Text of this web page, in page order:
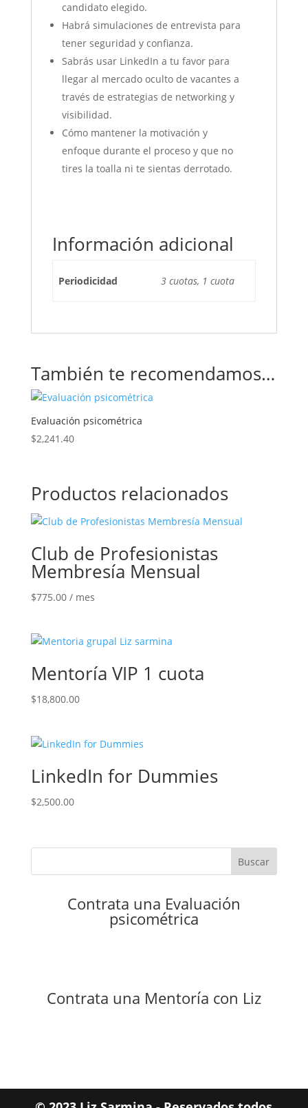
candidato elegido.
Habrá simulaciones de entrevista para
tener seguridad y confianza.
Sabrás usar LinkedIn a tu favor para
llegar al mercado oculto de vacantes a
través de estrategias de networking y
visibilidad.
Cómo mantener la motivación y
enfoque durante el proceso y que no
tires la toalla ni te sientas derrotado.
Información adicional
Periodicidad 3 cuotas, 1 cuota
También te recomendamos…
Evaluación psicométrica
$2,241.40
Productos relacionados
Club de Profesionistas
Membresía Mensual
$775.00 / mes
Mentoría VIP 1 cuota
$18,800.00
LinkedIn for Dummies
$2,500.00
Buscar
Contrata una Evaluación
psicométrica
Contrata una Mentoría con Liz